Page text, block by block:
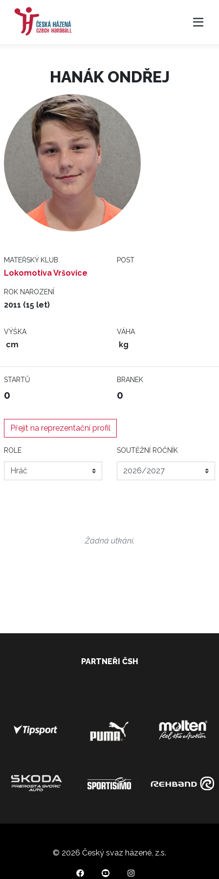
HANÁK ONDŘEJ
MATEŘSKÝ KLUB
Lokomotiva Vršovice
POST
ROK NAROZENÍ
2011 (15 let)
VÝŠKA
cm
VÁHA
kg
STARTŮ
0
BRANEK
0
Přejít na reprezentační profil
ROLE SOUTĚŽNÍ ROČNÍK
Žádná utkání.
PARTNEŘI ČSH
© 2026 Český svaz házené, z.s.